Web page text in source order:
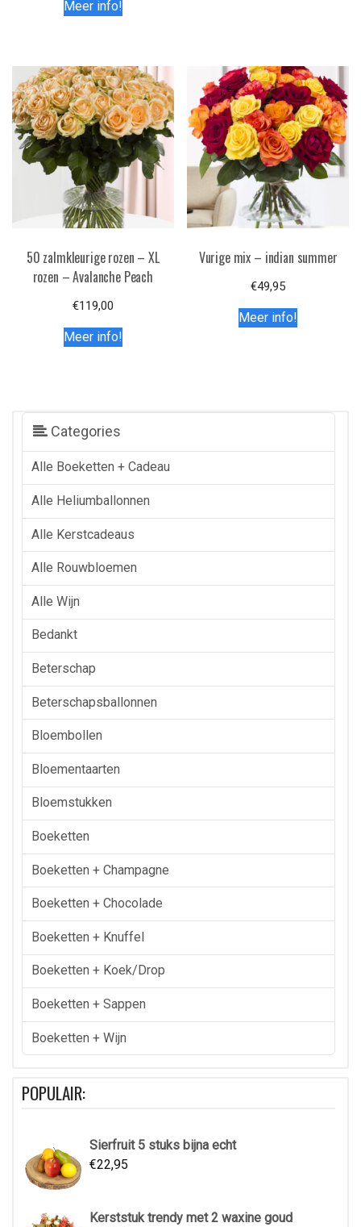
Meer info!
50 zalmkleurige rozen – XL
rozen – Avalanche Peach
€119,00
Meer info!
Vurige mix – indian summer
€49,95
Meer info!
Categories
Alle Boeketten + Cadeau
Alle Heliumballonnen
Alle Kerstcadeaus
Alle Rouwbloemen
Alle Wijn
Bedankt
Beterschap
Beterschapsballonnen
Bloembollen
Bloementaarten
Bloemstukken
Boeketten
Boeketten + Champagne
Boeketten + Chocolade
Boeketten + Knuffel
Boeketten + Koek/drop
Boeketten + Sappen
Boeketten + Wijn
POPULAIR:
Sierfruit 5 stuks bijna echt
€22,95
Kerststuk trendy met 2 waxine goud